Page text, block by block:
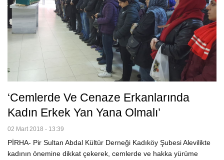
‘Cemlerde Ve Cenaze Erkanlarında
Kadın Erkek Yan Yana Olmalı’
02 Mart 2018 - 13:39
PİRHA- Pir Sultan Abdal Kültür Derneği Kadıköy Şubesi Alevilikte
kadının önemine dikkat çekerek, cemlerde ve hakka yürüme